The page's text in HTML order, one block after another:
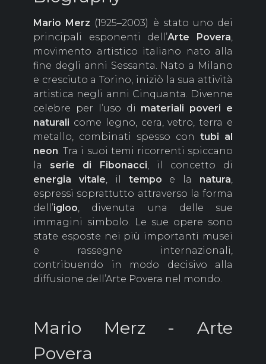
Mario Merz (1925–2003) è stato uno dei
principali esponenti dell’Arte Povera,
movimento artistico italiano nato alla
fine degli anni Sessanta. Nato a Milano
e cresciuto a Torino, iniziò la sua attività
artistica negli anni Cinquanta. Divenne
celebre per l’uso di materiali poveri e
naturali come legno, cera, vetro, terra e
metallo, combinati spesso con tubi al
neon. Tra i suoi temi ricorrenti spiccano
la serie di Fibonacci, il concetto di
energia vitale, il tempo e la natura,
espressi soprattutto attraverso la forma
dell’igloo, divenuta una delle sue
immagini simbolo. Le sue opere sono
state esposte nei più importanti musei
e rassegne internazionali,
contribuendo in modo decisivo alla
diffusione dell’Arte Povera nel mondo.
Mario Merz - Arte
Povera